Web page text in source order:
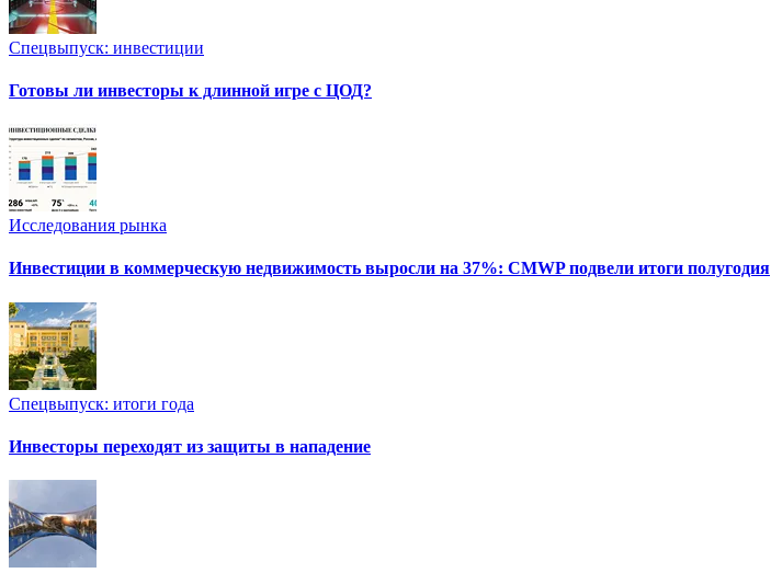
Спецвыпуск: инвестиции
Готовы ли инвесторы к длинной игре с ЦОД?
Исследования рынка
Инвестиции в коммерческую недвижимость выросли на 37%: CMWP подвели итоги полугодия
Спецвыпуск: итоги года
Инвесторы переходят из защиты в нападение